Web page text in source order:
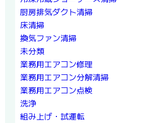
厨房排気ダクト清掃
床清掃
換気ファン清掃
未分類
業務用エアコン修理
業務用エアコン分解清掃
業務用エアコン点検
洗浄
組み上げ・試運転